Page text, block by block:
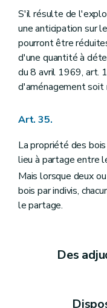
S'il résulte de
une anticipation sur
pourront être
d'une quantité à
du 8 avril 1969, art. 1
d'aménagement soit
Art. 35.
La propriété des
lieu à partage entre
Mais lorsque deux
bois par indivis,
le partage.
Des